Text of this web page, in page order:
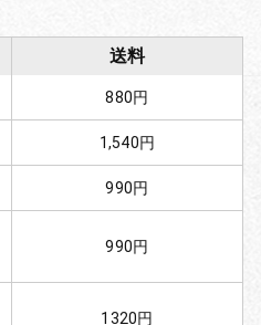
送料
880円
1,540円
990円
990円
1320円